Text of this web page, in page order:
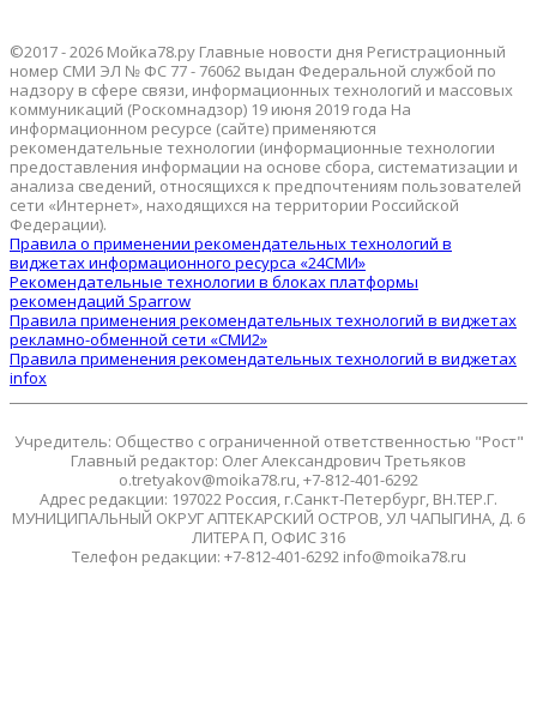
©2017 - 2026 Мойка78.ру Главные новости дня Регистрационный
номер СМИ ЭЛ № ФС 77 - 76062 выдан Федеральной службой по
надзору в сфере связи, информационных технологий и массовых
коммуникаций (Роскомнадзор) 19 июня 2019 года На
информационном ресурсе (сайте) применяются
рекомендательные технологии (информационные технологии
предоставления информации на основе сбора, систематизации и
анализа сведений, относящихся к предпочтениям пользователей
сети «Интернет», находящихся на территории Российской
Федерации).
Правила о применении рекомендательных технологий в
виджетах информационного ресурса «24СМИ»
Рекомендательные технологии в блоках платформы
рекомендаций Sparrow
Правила применения рекомендательных технологий в виджетах
рекламно-обменной сети «СМИ2»
Правила применения рекомендательных технологий в виджетах
infox
Учредитель: Общество с ограниченной ответственностью "Рост"
Главный редактор: Олег Александрович Третьяков
o.tretyakov@moika78.ru, +7-812-401-6292
Адрес редакции: 197022 Россия, г.Санкт-Петербург, ВН.ТЕР.Г.
МУНИЦИПАЛЬНЫЙ ОКРУГ АПТЕКАРСКИЙ ОСТРОВ, УЛ ЧАПЫГИНА, Д. 6
ЛИТЕРА П, ОФИС 316
Телефон редакции: +7-812-401-6292 info@moika78.ru